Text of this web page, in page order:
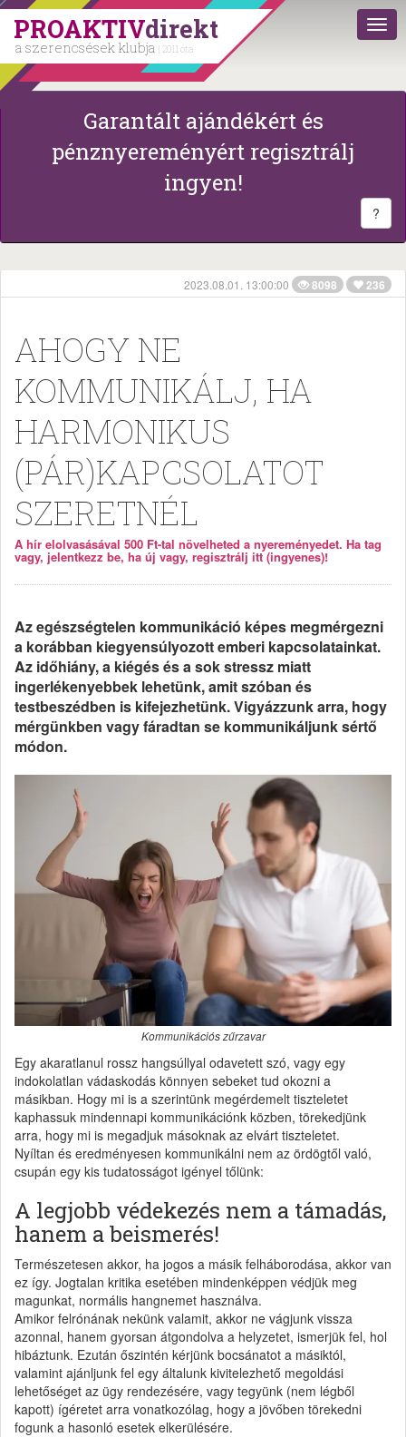
PROAKTIVdirekt
a szerencsések klubja | 2011 óta
Garantált ajándékért és
pénznyereményért regisztrálj
ingyen!
?
2023.08.01. 13:00:00 8098 236
AHOGY NE
KOMMUNIKÁLJ, HA
HARMONIKUS
(PÁR)KAPCSOLATOT
SZERETNÉL
A hír elolvasásával 500 Ft-tal növelheted a nyereményedet. Ha tag
vagy, jelentkezz be, ha új vagy, regisztrálj itt (ingyenes)!
Az egészségtelen kommunikáció képes megmérgezni
a korábban kiegyensúlyozott emberi kapcsolatainkat.
Az időhiány, a kiégés és a sok stressz miatt
ingerlékenyebbek lehetünk, amit szóban és
testbeszédben is kifejezhetünk. Vigyázzunk arra, hogy
mérgünkben vagy fáradtan se kommunikáljunk sértő
módon.
Kommunikációs zűrzavar
Egy akaratlanul rossz hangsúllyal odavetett szó, vagy egy
indokolatlan vádaskodás könnyen sebeket tud okozni a
másikban. Hogy mi is a szerintünk megérdemelt tiszteletet
kaphassuk mindennapi kommunikációnk közben, törekedjünk
arra, hogy mi is megadjuk másoknak az elvárt tiszteletet.
Nyíltan és eredményesen kommunikálni nem az ördögtől való,
csupán egy kis tudatosságot igényel tőlünk:
A legjobb védekezés nem a támadás,
hanem a beismerés!
Természetesen akkor, ha jogos a másik felháborodása, akkor van
ez így. Jogtalan kritika esetében mindenképpen védjük meg
magunkat, normális hangnemet használva.
Amikor felrónának nekünk valamit, akkor ne vágjunk vissza
azonnal, hanem gyorsan átgondolva a helyzetet, ismerjük fel, hol
hibáztunk. Ezután őszintén kérjünk bocsánatot a másiktól,
valamint ajánljunk fel egy általunk kivitelezhető megoldási
lehetőséget az ügy rendezésére, vagy tegyünk (nem légből
kapott) ígéretet arra vonatkozólag, hogy a jövőben törekedni
fogunk a hasonló esetek elkerülésére.